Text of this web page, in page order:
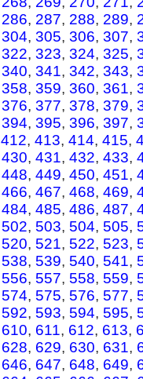
286, 287, 288, 289,
304, 305, 306, 307,
322, 323, 324, 325,
340, 341, 342, 343,
358, 359, 360, 361,
376, 377, 378, 379,
394, 395, 396, 397,
412, 413, 414, 415,
430, 431, 432, 433,
448, 449, 450, 451,
466, 467, 468, 469,
484, 485, 486, 487,
502, 503, 504, 505,
520, 521, 522, 523,
538, 539, 540, 541,
556, 557, 558, 559,
574, 575, 576, 577,
592, 593, 594, 595,
610, 611, 612, 613,
628, 629, 630, 631,
646, 647, 648, 649,